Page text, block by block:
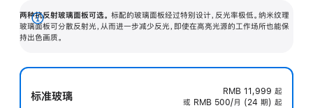
两种抗反射玻璃面板可选。 标配的玻璃面板经过特别设计，反光率极低。纳米纹理
玻璃面板可分散反射光，从而进一步减少反光，即使在高亮光源的工作场所也能保
持出色画质。
展
开
标准玻璃 RMB 11,999 起
或 RMB 500/月 (24 期) 起